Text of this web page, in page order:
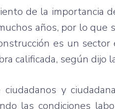
de la importancia
años, por lo que
es un
calificada, según dijo
y
las condiciones